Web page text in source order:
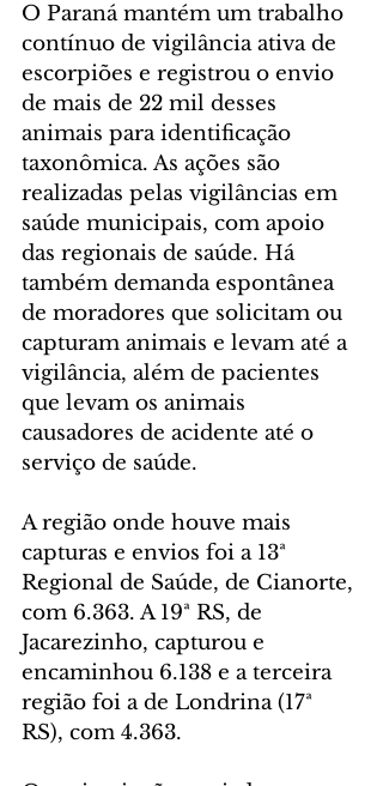
O Paraná mantém um trabalho
contínuo de vigilância ativa de
escorpiões e registrou o envio
de mais de 22 mil desses
animais para identificação
taxonômica. As ações são
realizadas pelas vigilâncias em
saúde municipais, com apoio
das regionais de saúde. Há
também demanda espontânea
de moradores que solicitam ou
capturam animais e levam até a
vigilância, além de pacientes
que levam os animais
causadores de acidente até o
serviço de saúde.
A região onde houve mais
capturas e envios foi a 13ª
Regional de Saúde, de Cianorte,
com 6.363. A 19ª RS, de
Jacarezinho, capturou e
encaminhou 6.138 e a terceira
região foi a de Londrina (17ª
RS), com 4.363.